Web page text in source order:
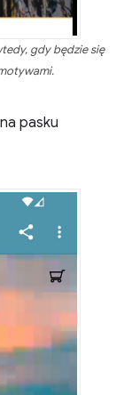
gdy będzie się
pasku